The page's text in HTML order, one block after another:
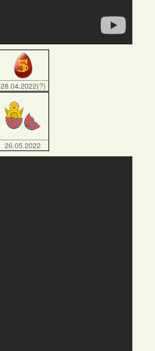
28.04.2022(?)
26.05.2022